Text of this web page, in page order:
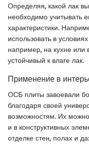
Определяя, какой лак
необходимо учитывать
характеристики.
использовать в
например, на кухне или
устойчивый к влаге лак.
Применение в
ОСБ плиты завоевали
благодаря своей
возможностям. Их можно
и в конструктивных
отделке стен, полах и